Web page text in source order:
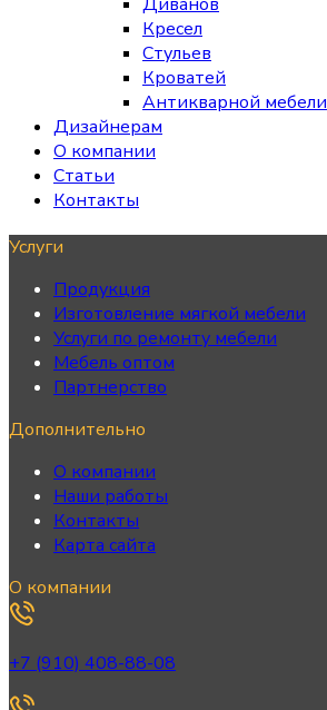
Кресел
Стульев
Кроватей
Антикварной мебели
Дизайнерам
О компании
Статьи
Контакты
Услуги
Продукция
Изготовление мягкой мебели
Услуги по ремонту мебели
Мебель оптом
Партнерство
Дополнительно
О компании
Наши работы
Контакты
Карта сайта
О компании
+7 (910) 408-88-08